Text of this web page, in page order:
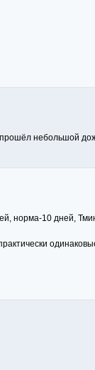
прошёл небольшой
норма-10 дней,